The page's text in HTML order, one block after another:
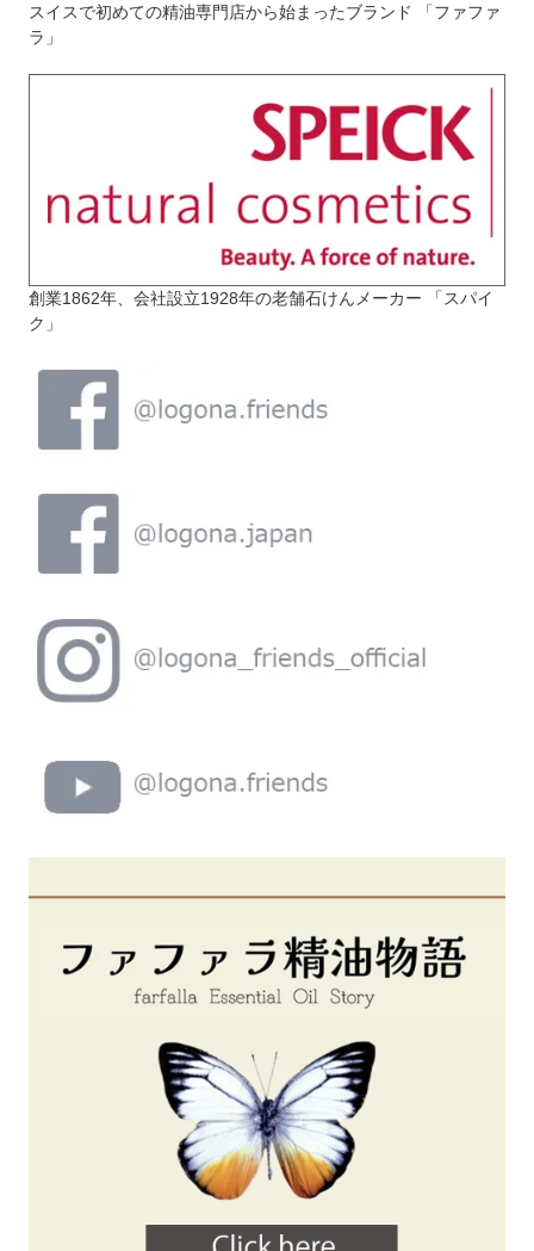
スイスで初めての精油専門店から始まったブランド 「ファファ
ラ」
創業1862年、会社設立1928年の老舗石けんメーカー 「スパイ
ク」